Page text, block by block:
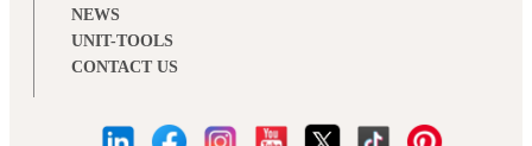
NEWS
UNIT-TOOLS
CONTACT US